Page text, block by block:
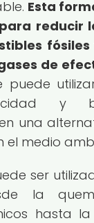
Esta
reducir
de
puede
y
una
el medio
ser
la
hasta